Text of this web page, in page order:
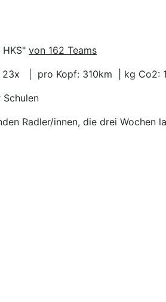
von 162 Teams
| pro Kopf: 310km | kg Co2:
Radler/innen, die drei Wochen